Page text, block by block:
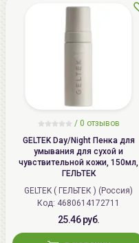
/ 0 отзывов
GELTEK Day/Night Пенка для
умывания для сухой и
чувствительной кожи, 150мл,
ГЕЛЬТЕК
GELTEK ( ГЕЛЬТЕК ) (Россия)
Код: 4680614172711
25.46 руб.